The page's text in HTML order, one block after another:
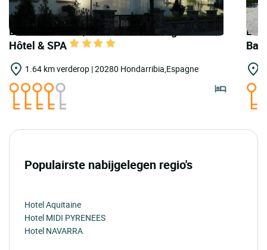
LOGIS HOTELS | Teritoria Villa Magalean
Hôtel & SPA
1.64 km verderop | 20280 Hondarribia,Espagne
Populairste nabijgelegen regio's
Hotel Aquitaine
Hotel MIDI PYRENEES
Hotel NAVARRA